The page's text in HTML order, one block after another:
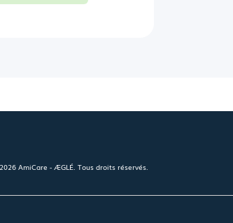
AmiCare - ÆGLÉ. Tous droits réservés.